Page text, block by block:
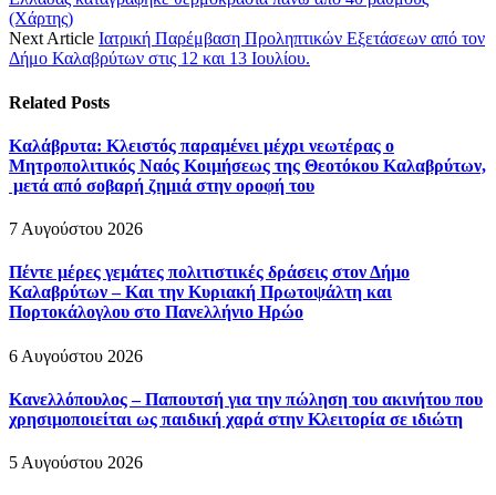
(Χάρτης)
Next Article Ιατρική Παρέμβαση Προληπτικών Εξετάσεων από τον
Δήμο Καλαβρύτων στις 12 και 13 Ιουλίου.
Related Posts
Καλάβρυτα: Κλειστός παραμένει μέχρι νεωτέρας ο
Μητροπολιτικός Ναός Κοιμήσεως της Θεοτόκου Καλαβρύτων,
μετά από σοβαρή ζημιά στην οροφή του
7 Αυγούστου 2026
Πέντε μέρες γεμάτες πολιτιστικές δράσεις στον Δήμο
Καλαβρύτων – Και την Κυριακή Πρωτοψάλτη και
Πορτοκάλογλου στο Πανελλήνιο Ηρώο
6 Αυγούστου 2026
Κανελλόπουλος – Παπουτσή για την πώληση του ακινήτου που
χρησιμοποιείται ως παιδική χαρά στην Κλειτορία σε ιδιώτη
5 Αυγούστου 2026